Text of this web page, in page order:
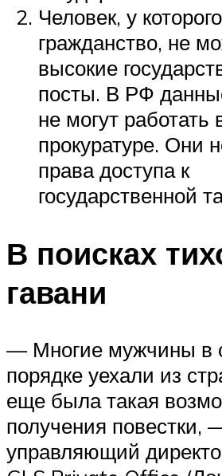
Человек, у
гражданство, не
высокие
посты. В РФ
не могут
прокуратуре. Они
права доступа к
государственной
В поисках
гавани
— Многие мужчины в
порядке уехали из
еще была такая
получения повестки,
управляющий